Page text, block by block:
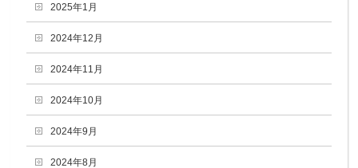
2025年1月
2024年12月
2024年11月
2024年10月
2024年9月
2024年8月